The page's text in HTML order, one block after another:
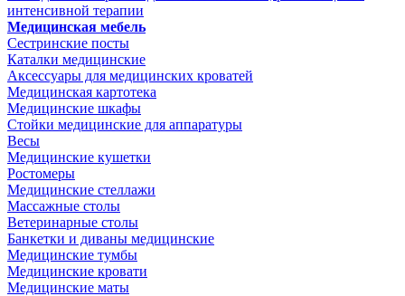
интенсивной терапии
Медицинская мебель
Сестринские посты
Каталки медицинские
Аксессуары для медицинских кроватей
Медицинская картотека
Медицинские шкафы
Стойки медицинские для аппаратуры
Весы
Медицинские кушетки
Ростомеры
Медицинские стеллажи
Массажные столы
Ветеринарные столы
Банкетки и диваны медицинские
Медицинские тумбы
Медицинские кровати
Медицинские маты